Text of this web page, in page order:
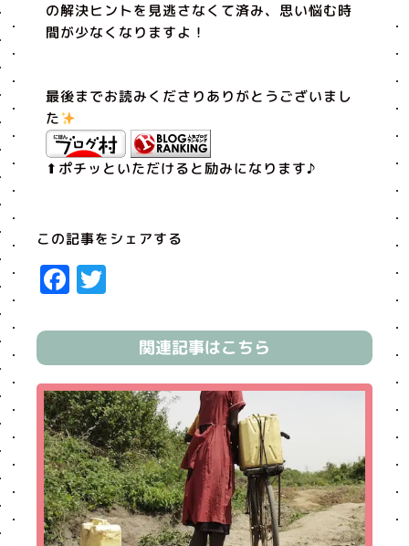
の解決ヒントを見逃さなくて済み、思い悩む時
間が少なくなりますよ！
最後までお読みくださりありがとうございまし
た
⬆︎ポチッといただけると励みになります♪
この記事をシェアする
Facebook
関連記事はこちら